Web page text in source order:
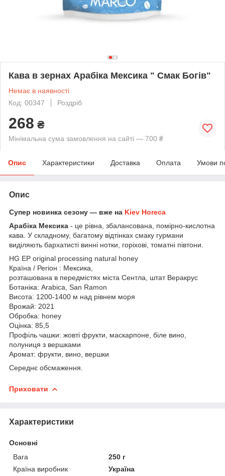
Кава в зернах Арабіка Мексика " Смак Богів"
Немає в наявності
Код: 00347
Роздріб
268 ₴
Мінімальна сума замовлення на сайті — 700 ₴
Опис Характеристики Доставка Оплата Умови
Опис
Супер новинка сезону — вже на Kiev Horeca
Арабіка Мексика - це рівна, збалансована, помірно-кислотна
кава. У складному, багатому відтінках смаку гурмани
виділяють бархатисті винні нотки, горіхові, томатні півтони.
HG EP original processing natural honey
Країна / Регіон : Мексика,
розташована в передмістях міста Сентла, штат Веракрус
Ботаніка: Arabica, San Ramon
Висота: 1200-1400 м над рівнем моря
Врожай: 2021
Обробка: honey
Оцінка: 85,5
Профіль чашки: жовті фрукти, маскарпоне, біле вино,
полуниця з вершками
Аромат: фрукти, вино, вершки
Середнє обсмаження.
Приховати
Характеристики
Основні
Вага
250 г
Країна виробник
Україна